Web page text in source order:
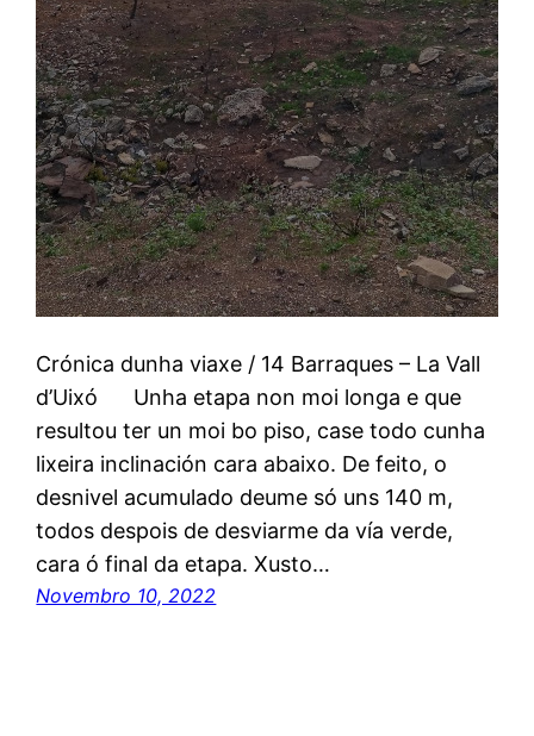
Crónica dunha viaxe / 14 Barraques – La Vall
d’Uixó Unha etapa non moi longa e que
resultou ter un moi bo piso, case todo cunha
lixeira inclinación cara abaixo. De feito, o
desnivel acumulado deume só uns 140 m,
todos despois de desviarme da vía verde,
cara ó final da etapa. Xusto…
Novembro 10, 2022